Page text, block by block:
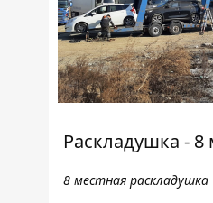
Раскладушка - 8
8 местная раскладушка